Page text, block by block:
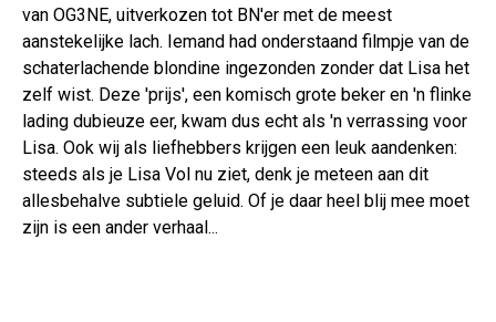
van OG3NE, uitverkozen tot BN'er met de meest
aanstekelijke lach. Iemand had onderstaand filmpje van de
schaterlachende blondine ingezonden zonder dat Lisa het
zelf wist. Deze 'prijs', een komisch grote beker en 'n flinke
lading dubieuze eer, kwam dus echt als 'n verrassing voor
Lisa. Ook wij als liefhebbers krijgen een leuk aandenken:
steeds als je Lisa Vol nu ziet, denk je meteen aan dit
allesbehalve subtiele geluid. Of je daar heel blij mee moet
zijn is een ander verhaal...